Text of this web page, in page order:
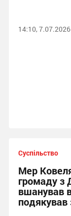
14:10, 7.07.2026
Суспільство
Мер
громаду з
вшанував